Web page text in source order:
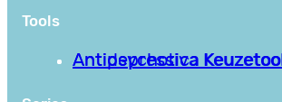
Tools
Antipsychotica Keuzetool
Antidepressiva Keuzetool